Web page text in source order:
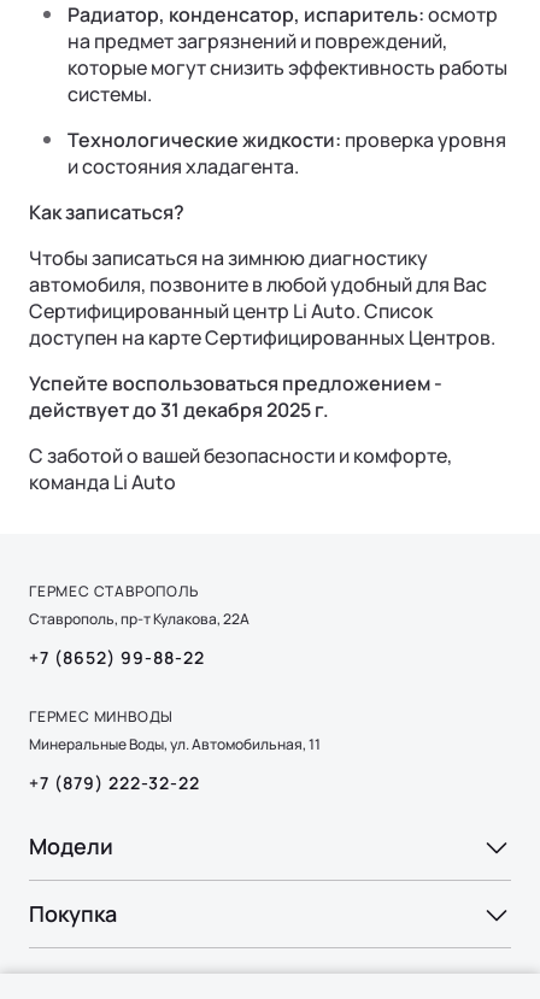
Радиатор, конденсатор, испаритель:осмотр
на предмет загрязнений и повреждений,
которые могут снизить эффективность работы
системы.
Технологические жидкости: проверка уровня
и состояния хладагента.
Как записаться?
Чтобы записаться на зимнюю диагностику
автомобиля, позвоните в любой удобный для Вас
Сертифицированный центр Li Auto. Список
доступен на карте Сертифицированных Центров.
Успейте воспользоваться предложением -
действует до 31 декабря 2025 г.
C заботой о вашей безопасности и комфорте,
команда Li Auto
ГЕРМЕС СТАВРОПОЛЬ
Ставрополь, пр-т Кулакова, 22А
+7 (8652) 99-88-22
ГЕРМЕС МИНВОДЫ
Минеральные Воды, ул. Автомобильная, 11
+7 (879) 222-32-22
Модели
Ли Л7 | Li L7
Ли Л9 | Li L9
Покупка
ВЫБОР И ПОКУПКА
Владение